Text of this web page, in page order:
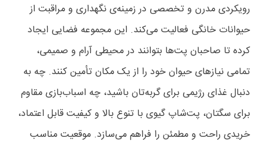
رویکردی مدرن و تخصصی در زمینه‌ی نگهداری و مراقبت از
حیوانات خانگی فعالیت می‌کند. این مجموعه فضایی ایجاد
کرده تا صاحبان پت‌ها بتوانند در محیطی آرام و صمیمی،
تمامی نیازهای حیوان خود را از یک مکان تأمین کنند. چه به
دنبال غذای رژیمی برای گربه‌تان باشید، چه اسباب‌بازی مقاوم
برای سگتان، پت‌شاپ گیوی با تنوع بالا و کیفیت قابل اعتماد،
خریدی راحت و مطمئن را فراهم می‌سازد. موقعیت مناسب